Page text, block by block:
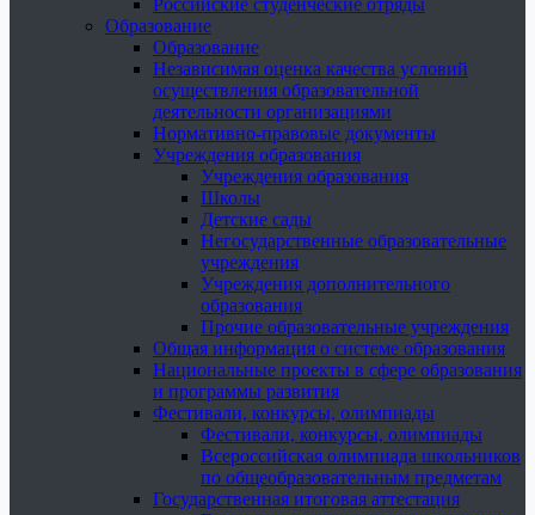
Российские студенческие отряды
Образование
Образование
Независимая оценка качества условий
осуществления образовательной
деятельности организациями
Нормативно-правовые документы
Учреждения образования
Учреждения образования
Школы
Детские сады
Негосударственные образовательные
учреждения
Учреждения дополнительного
образования
Прочие образовательные учреждения
Общая информация о системе образования
Национальные проекты в сфере образования
и программы развития
Фестивали, конкурсы, олимпиады
Фестивали, конкурсы, олимпиады
Всероссийская олимпиада школьников
по общеобразовательным предметам
Государственная итоговая аттестация